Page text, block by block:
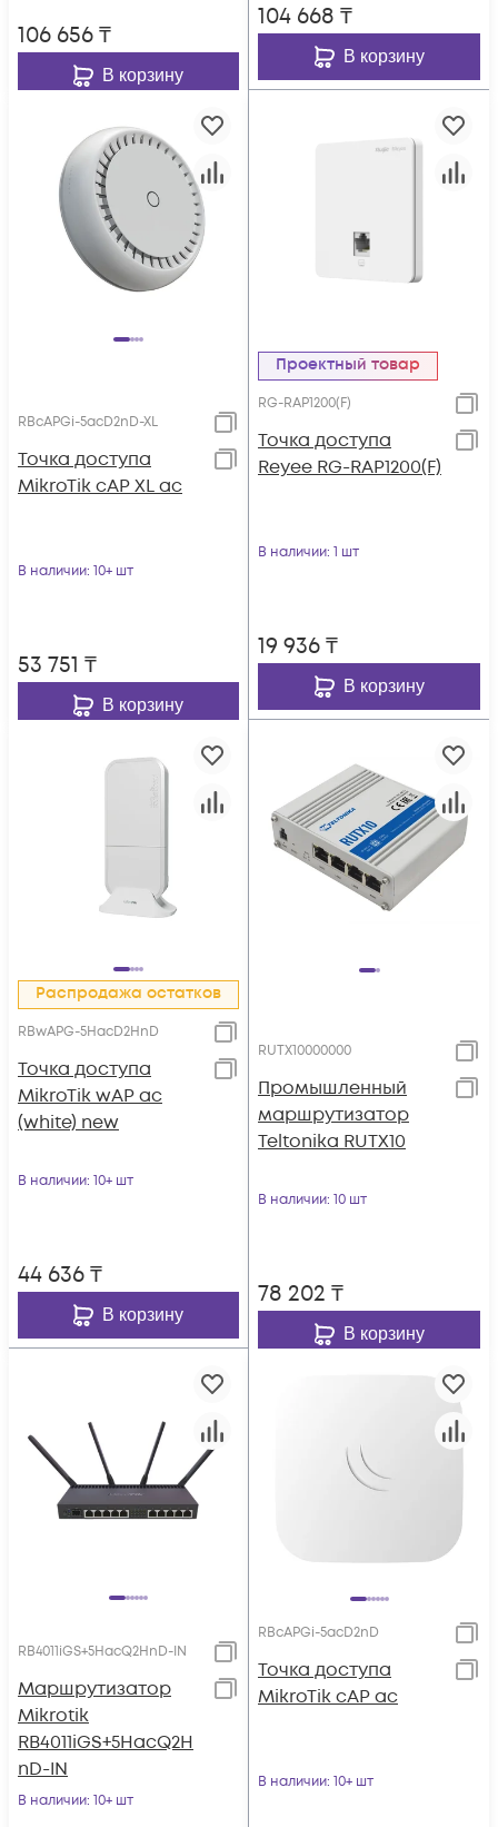
106 656₸
В корзину
104 668 ₸
В корзину
RBcAPGi-5acD2nD-XL
Точка доступа
MikroTik cAP XL ac
В наличии: 10+ шт
53 751 ₸
В корзину
Проектный товар
RG-RAP1200(F)
Точка доступа
Reyee RG-RAP1200(F)
В наличии: 1 шт
19 936₸
В корзину
Распродажа остатков
RBwAPG-5HacD2HnD
Точка доступа
MikroTik wAP ac
(white) new
В наличии: 10+ шт
44 636₸
В корзину
RUTX10000000
Промышленный
маршрутизатор
Teltonika RUTX10
В наличии: 10 шт
78 202 ₸
В корзину
RB4011iGS+5HacQ2HnD-IN
Маршрутизатор
Mikrotik
RB4011iGS+5HacQ2H
nD-IN
В наличии: 10+ шт
RBcAPGi-5acD2nD
Точка доступа
MikroTik cAP ac
В наличии: 10+ шт